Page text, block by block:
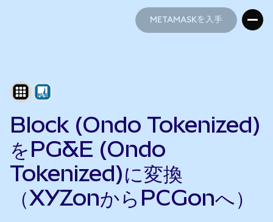
METAMASKを入手
Block (Ondo Tokenized)
をPG&E (Ondo
Tokenized)に変換
（XYZonからPCGonへ）